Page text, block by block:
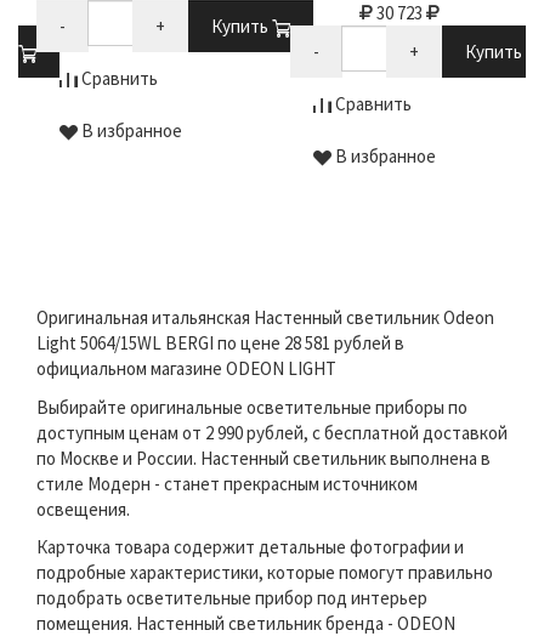
- + Купить
Сравнить
В избранное
30 723
-
+ Купить
Сравнить
В избранное
Оригинальная итальянская Настенный светильник Odeon
Light 5064/15WL BERGI по цене 28 581 рублей в
официальном магазине ODEON LIGHT
Выбирайте оригинальные осветительные приборы по
доступным ценам от 2 990 рублей, с бесплатной доставкой
по Москве и России. Настенный светильник выполнена в
стиле Модерн - станет прекрасным источником
освещения.
Карточка товара содержит детальные фотографии и
подробные характеристики, которые помогут правильно
подобрать осветительные прибор под интерьер
помещения. Настенный светильник бренда - ODEON